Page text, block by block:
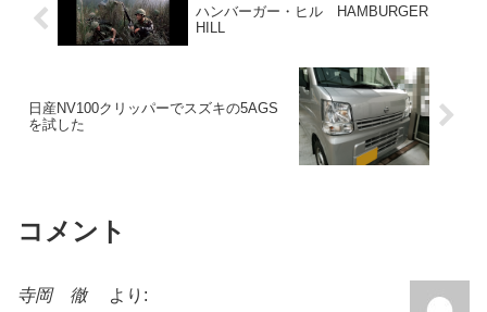
ハンバーガー・ヒル HAMBURGER
HILL
日産NV100クリッパーでスズキの5AGS
を試した
コメント
寺岡 徹 より: